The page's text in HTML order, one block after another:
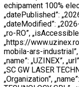
echipament 100%
„datePublished”:
„dateModified”:
„ro-RO”,
„https://
mobila-ars-industrial”,
„name”: „UZINEX”,
„SC GW LASER
„Organization”,